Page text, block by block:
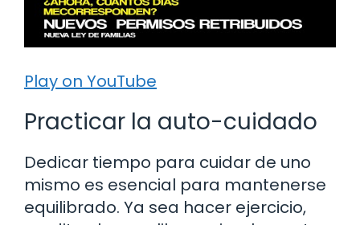
Play on YouTube
Practicar la auto-cuidado
Dedicar tiempo para cuidar de uno
mismo es esencial para mantenerse
equilibrado. Ya sea hacer ejercicio,